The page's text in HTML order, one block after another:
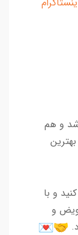
و هم
و با
ضمانت ۷ روز تعویض و